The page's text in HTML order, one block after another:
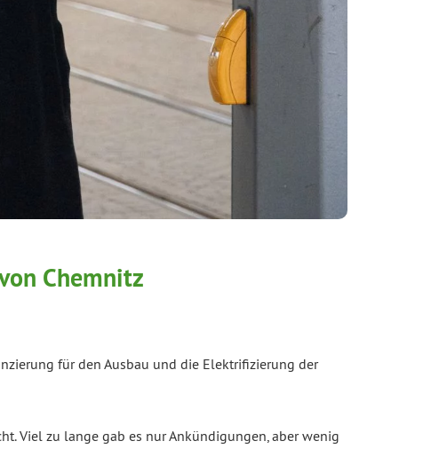
Chemnitz
für den Ausbau und die Elektrifizierung der
Viel zu lange gab es nur Ankündigungen, aber wenig